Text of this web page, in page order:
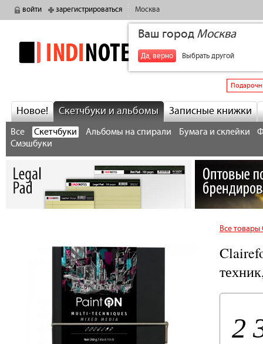
войти зарегистрироваться Москва
Ваш город Москва
Да, верно Выбрать другой
indinotes
Новое! Скетчбуки и альбомы Записные книжки
Все Скетчбуки Альбомы на спирали Бумага и склейки
Смэшбуки
Все
2